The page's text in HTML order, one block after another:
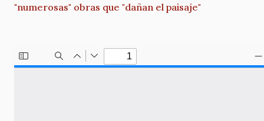
"numerosas" obras que "dañan el paisaje"